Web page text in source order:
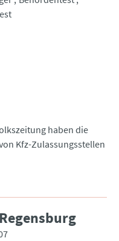
haben die
Kfz-Zulassungsstellen